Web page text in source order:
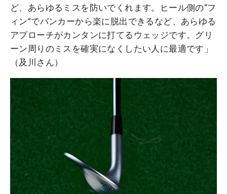
ど、あらゆるミスを防いでくれます。ヒール側の“フ
ィン”でバンカーから楽に脱出できるなど、あらゆる
アプローチがカンタンに打てるウェッジです。グリ
ーン周りのミスを確実になくしたい人に最適です」
（及川さん）